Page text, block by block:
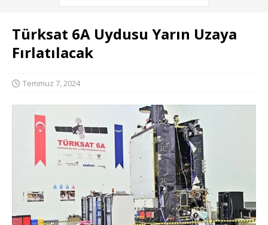
Türksat 6A Uydusu Yarın Uzaya
Fırlatılacak
Temmuz 7, 2024